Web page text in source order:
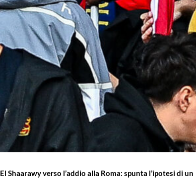
El Shaarawy verso l’addio alla Roma: spunta l’ipotesi di un